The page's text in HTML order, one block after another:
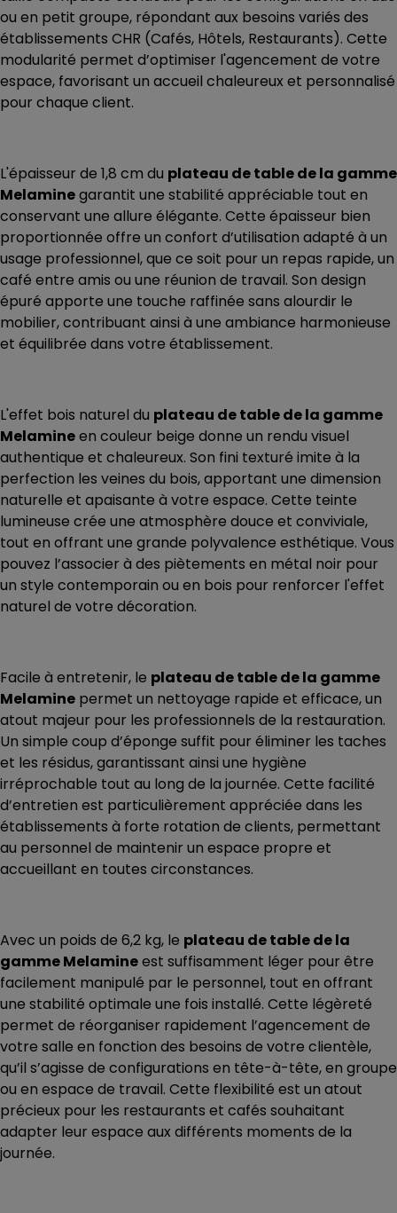
ou en petit groupe, répondant aux besoins variés des
établissements CHR (Cafés, Hôtels, Restaurants). Cette
modularité permet d’optimiser l'agencement de votre
espace, favorisant un accueil chaleureux et personnalisé
pour chaque client.
L'épaisseur de 1,8 cm du plateau de table de la gamme
Melaminegarantit une stabilité appréciable tout en
conservant une allure élégante. Cette épaisseur bien
proportionnée offre un confort d’utilisation adapté à un
usage professionnel, que ce soit pour un repas rapide, un
café entre amis ou une réunion de travail. Son design
épuré apporte une touche raffinée sans alourdir le
mobilier, contribuant ainsi à une ambiance harmonieuse
et équilibrée dans votre établissement.
L'effet bois naturel du plateau de table de la gamme
Melamineen couleur beige donne un rendu visuel
authentique et chaleureux. Son fini texturé imite à la
perfection les veines du bois, apportant une dimension
naturelle et apaisante à votre espace. Cette teinte
lumineuse crée une atmosphère douce et conviviale,
tout en offrant une grande polyvalence esthétique. Vous
pouvez l’associer à des piètements en métal noir pour
un style contemporain ou en bois pour renforcer l'effet
naturel de votre décoration.
Facile à entretenir, le plateau de table de la gamme
Melamine permet un nettoyage rapide et efficace, un
atout majeur pour les professionnels de la restauration.
Un simple coup d’éponge suffit pour éliminer les taches
et les résidus, garantissant ainsi une hygiène
irréprochable tout au long de la journée. Cette facilité
d’entretien est particulièrement appréciée dans les
établissements à forte rotation de clients, permettant
au personnel de maintenir un espace propre et
accueillant en toutes circonstances.
Avec un poids de 6,2 kg, le plateau de table de la
gamme Melamineest suffisamment léger pour être
facilement manipulé par le personnel, tout en offrant
une stabilité optimale une fois installé. Cette légèreté
permet de réorganiser rapidement l’agencement de
votre salle en fonction des besoins de votre clientèle,
qu’il s’agisse de configurations en tête-à-tête, en groupe
ou en espace de travail. Cette flexibilité est un atout
précieux pour les restaurants et cafés souhaitant
adapter leur espace aux différents moments de la
journée.